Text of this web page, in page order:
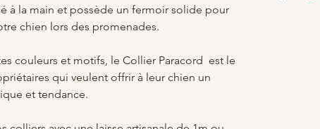
à la main et possède un fermoir solide pour
chien lors des promenades.
couleurs et motifs, le Collier Paracord est le
qui veulent offrir à leur chien un
et tendance.